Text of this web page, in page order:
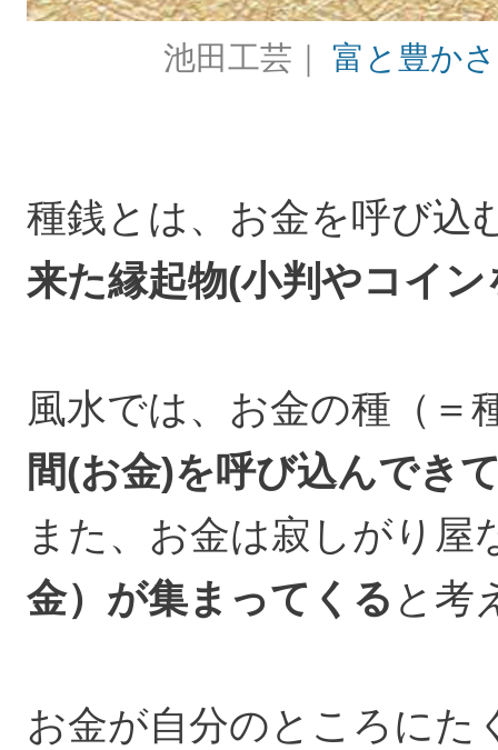
池田工芸｜ 富と豊か
種銭とは、お金を呼び込
来た縁起物(小判やコイ
風水では、お金の種（＝
間(お金)を呼び込んでき
また、お金は寂しがり
金）が集まってくる と考
お金が自分のところにた